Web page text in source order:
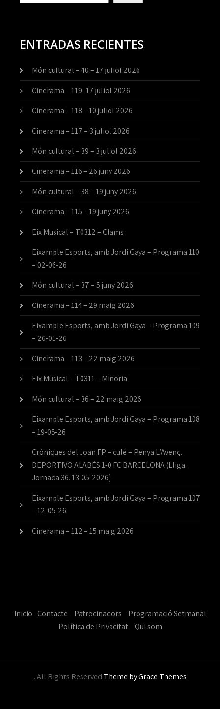
ENTRADAS RECIENTES
Món cultural – 40 – 17 juliol 2026
Cinerama – 119- 17 juliol 2026
Cinerama – 118 – 10 juliol 2026
Cinerama – 117 – 3 juliol 2026
Món cultural – 39 – 3 juliol 2026
Cinerama – 116 – 26 juny 2026
Món cultural – 38 – 19 juny 2026
Cinerama – 115 – 19 juny 2026
Eix Musical – T0312 – Clams
Eixample Esports, amb Jordi Gaya – Programa 110
– 02-06-26
Món cultural – 37 – 5 juny 2026
Cinerama – 114 – 29 maig 2026
Eixample Esports, amb Jordi Gaya – Programa 109
– 26-05-26
Cinerama – 113 – 22 maig 2026
Eix Musical – T0311 – Minoria
Món cultural – 36 – 22 maig 2026
Eixample Esports, amb Jordi Gaya – Programa 108
– 19-05-26
Cròniques del Joan FP – culé – Penya L’Avenç.
DEPORTIVO ALABÉS 1-0 FC BARCELONA (Lliga.
Jornada 36. 13-05-2026)
Eixample Esports, amb Jordi Gaya – Programa 107
– 12-05-26
Cinerama – 112 – 15 maig 2026
Inicio Contacte Patrocinadors
Programació Setmanal
Política de Privacitat
Qui som
. All Rights Reserved Theme by Grace Themes